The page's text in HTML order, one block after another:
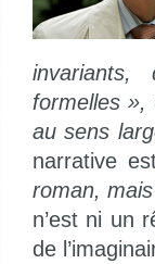
formelles »,
au sens
narrative
roman,
n’est ni un
de